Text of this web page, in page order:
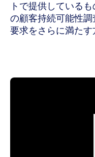
トで提供している
の顧客持続可能性
要求をさらに満たす